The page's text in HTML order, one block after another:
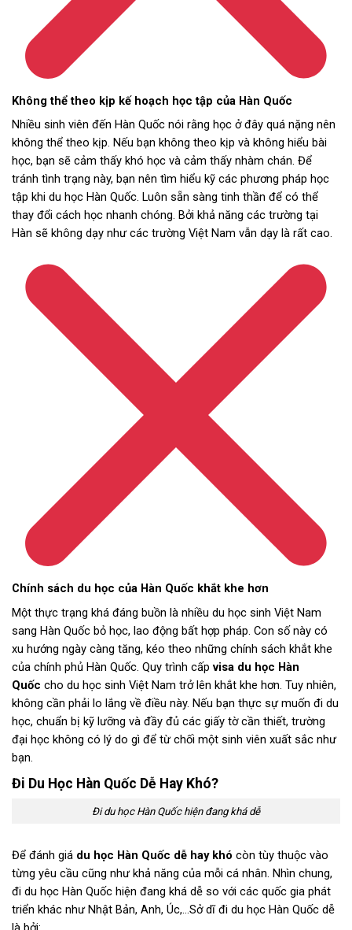
Không thể theo kịp kế hoạch học tập của Hàn Quốc
Nhiều sinh viên đến Hàn Quốc nói rằng học ở đây quá nặng nên
không thể theo kịp. Nếu bạn không theo kịp và không hiểu bài
học, bạn sẽ cảm thấy khó học và cảm thấy nhàm chán. Để
tránh tình trạng này, bạn nên tìm hiểu kỹ các phương pháp học
tập khi du học Hàn Quốc. Luôn sẵn sàng tinh thần để có thể
thay đổi cách học nhanh chóng. Bởi khả năng các trường tại
Hàn sẽ không dạy như các trường Việt Nam vẫn dạy là rất cao.
Chính sách du học của Hàn Quốc khắt khe hơn
Một thực trạng khá đáng buồn là nhiều du học sinh Việt Nam
sang Hàn Quốc bỏ học, lao động bất hợp pháp. Con số này có
xu hướng ngày càng tăng, kéo theo những chính sách khắt khe
của chính phủ Hàn Quốc. Quy trình cấpvisa du học Hàn
Quốc cho du học sinh Việt Nam trở lên khắt khe hơn. Tuy nhiên,
không cần phải lo lắng về điều này. Nếu bạn thực sự muốn đi du
học, chuẩn bị kỹ lưỡng và đầy đủ các giấy tờ cần thiết, trường
đại học không có lý do gì để từ chối một sinh viên xuất sắc như
bạn.
Đi Du Học Hàn Quốc Dễ Hay Khó?
Đi du học Hàn Quốc hiện đang khá dễ
Để đánh giá du học Hàn Quốc dễ hay khó còn tùy thuộc vào
từng yêu cầu cũng như khả năng của mỗi cá nhân. Nhìn chung,
đi du học Hàn Quốc hiện đang khá dễ so với các quốc gia phát
triển khác như Nhật Bản, Anh, Úc,…Sở dĩ đi du học Hàn Quốc dễ